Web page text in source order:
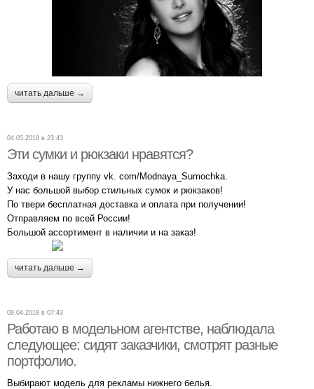
читать дальше →
04.05.2018 в 23:43
Эти сумки и рюкзаки нравятся?
Заходи в нашу группу vk. com/Modnaya_Sumochka.
У нас большой выбор стильных сумок и рюкзаков!
По твери бесплатная доставка и оплата при получении!
Отправляем по всей России!
Большой ассортимент в наличии и на заказ!
читать дальше →
09.04.2018 в 07:43
Работаю в модельном агентстве, наблюдала
следующее: сидят заказчики, смотрят разные
портфолио.
Выбирают модель для рекламы нижнего белья.